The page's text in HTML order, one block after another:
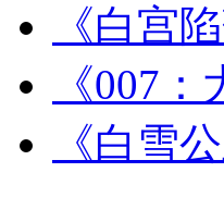
《白宫
《007
《白雪